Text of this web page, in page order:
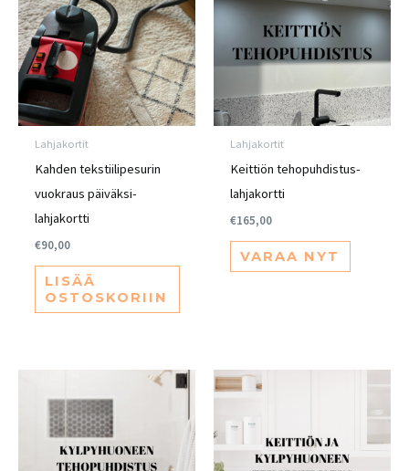
Lahjakortit
Kahden tekstiilipesurin
vuokraus päiväksi-
lahjakortti
€90,00
LISÄÄ
OSTOSKORIIN
Lahjakortit
Keittiön tehopuhdistus-
lahjakortti
€165,00
VARAA NYT